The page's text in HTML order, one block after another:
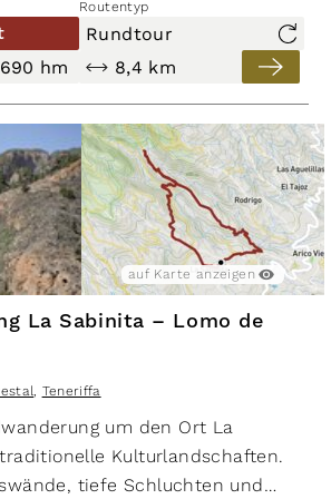
der Ruta del Agua. Das
der spektakuläre
Höhenweg windet sich
entlang der Berghänge.
Routentyp
Rundtour
690 hm 8,4 km
auf Karte anzeigen
La Sabinita – Lomo de
, Teneriffa
um den Ort La
Kulturlandschaften.
tiefe Schluchten und